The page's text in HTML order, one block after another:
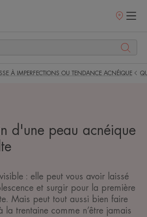
Points
À IMPERFECTIONS OU TENDANCE ACNÉIQUE
d'une peau acnéique
: elle peut vous avoir laissé
et surgir pour la première
Mais peut tout aussi bien faire
la trentaine comme n’être jamais